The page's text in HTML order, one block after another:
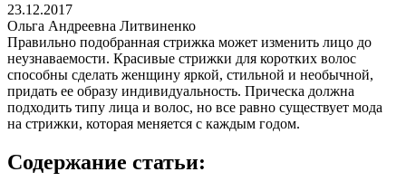
23.12.2017
Ольга Андреевна Литвиненко
Правильно подобранная стрижка может изменить лицо до
неузнаваемости. Красивые стрижки для коротких волос
способны сделать женщину яркой, стильной и необычной,
придать ее образу индивидуальность. Прическа должна
подходить типу лица и волос, но все равно существует мода
на стрижки, которая меняется с каждым годом.
Содержание статьи: